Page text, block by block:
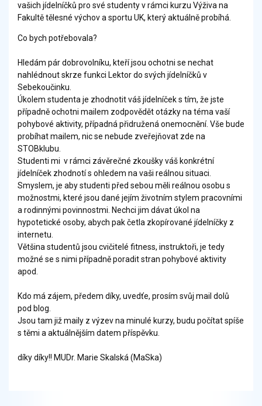
vašich jídelníčků pro své studenty v rámci kurzu Výživa na
Fakultě tělesné výchov a sportu UK, který aktuálně probíhá.
Co bych potřebovala?
Hledám pár dobrovolníku, kteří jsou ochotni se nechat
nahlédnout skrze funkci Lektor do svých jídelníčků v
Sebekoučinku.
Úkolem studenta je zhodnotit váš jídelníček s tím, že jste
případně ochotni mailem zodpovědět otázky na téma vaší
pohybové aktivity, případná přidružená onemocnění. Vše bude
probíhat mailem, nic se nebude zveřejňovat zde na
STOBklubu.
Studenti mi v rámci závěrečné zkoušky váš konkrétní
jídelníček zhodnotí s ohledem na vaši reálnou situaci.
Smyslem, je aby studenti před sebou měli reálnou osobu s
možnostmi, které jsou dané jejím životním stylem pracovními
a rodinnými povinnostmi. Nechci jim dávat úkol na
hypotetické osoby, abych pak četla zkopírované jídelníčky z
internetu.
Většina studentů jsou cvičitelé fitness, instruktoři, je tedy
možné se s nimi případně poradit stran pohybové aktivity
apod.
Kdo má zájem, předem díky, uvedťe, prosím svůj mail dolů
pod blog.
Jsou tam již maily z výzev na minulé kurzy, budu počítat spíše
s těmi a aktuálnějším datem příspěvku.
díky díky!! MUDr. Marie Skalská (MaSka)